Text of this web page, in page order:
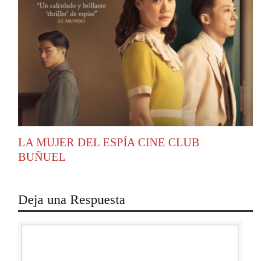
LA MUJER DEL ESPÍA CINE CLUB
BUÑUEL
Deja una Respuesta